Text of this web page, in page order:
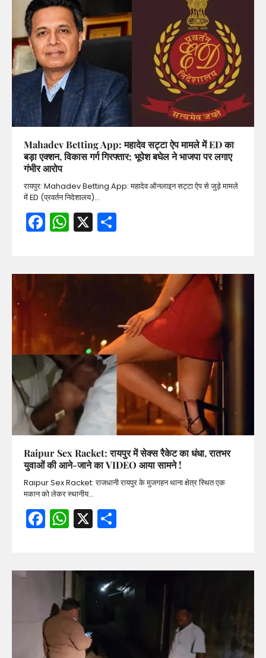
Mahadev Betting App: महादेव सट्टा ऐप मामले में ED का
बड़ा एक्शन, विकास गर्ग गिरफ्तार; भूपेश बघेल ने भाजपा पर लगाए
गंभीर आरोप
रायपुर: Mahadev Betting App: महादेव ऑनलाइन सट्टा ऐप से जुड़े मामले
में ED (प्रवर्तन निदेशालय)…
Facebook
WhatsApp
X
Raipur Sex Racket: रायपुर में सेक्स रैकेट का धंधा, रातभर
युवाओं की आने-जाने का VIDEO आया सामने !
Raipur Sex Racket: राजधानी रायपुर के मुजगहन थाना क्षेत्र स्थित एक
मकान को लेकर स्थानीय…
Facebook
WhatsApp
X